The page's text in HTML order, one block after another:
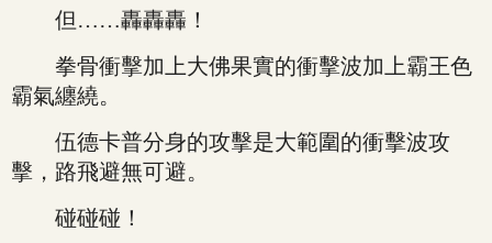
但……轟轟轟！
拳骨衝擊加上大佛果實的衝擊波加上霸王色
霸氣纏繞。
伍德卡普分身的攻擊是大範圍的衝擊波攻
擊，路飛避無可避。
碰碰碰！